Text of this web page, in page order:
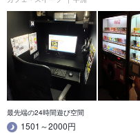
最先端の24時間遊び空間
1501～2000円